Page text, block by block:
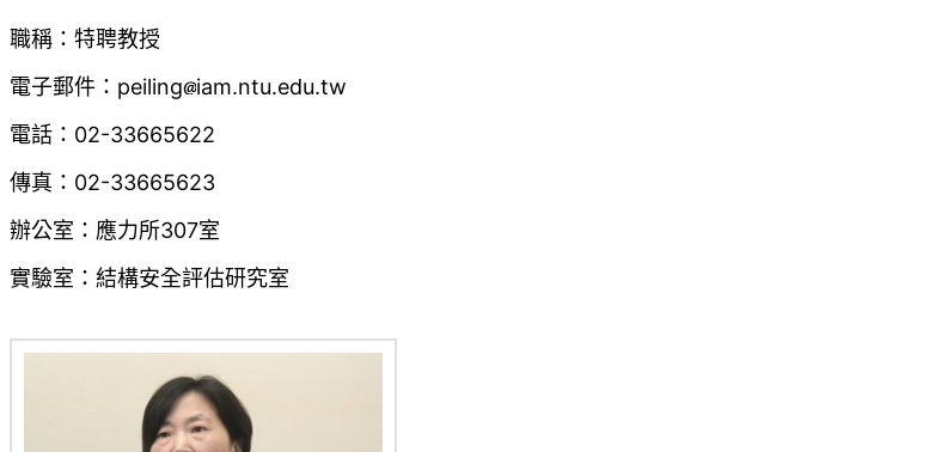
職稱：特聘教授
電子郵件：peiling
iam.ntu.edu.tw
電話：02-33665622
傳真：02-33665623
辦公室：應力所307室
實驗室：結構安全評估研究室